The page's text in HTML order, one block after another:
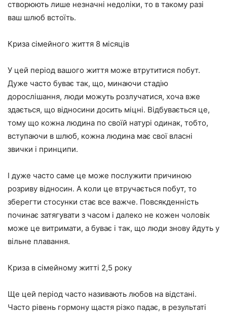
створюють лише незначні недоліки, то в такому разі
ваш шлюб встоїть.
Криза сімейного життя 8 місяців
У цей період вашого життя може втрутитися побут.
Дуже часто буває так, що, минаючи стадію
дорослішання, люди можуть розлучатися, хоча вже
здається, що відносини досить міцні. Відбувається це,
тому що кожна людина по своїй натурі одинак, тобто,
вступаючи в шлюб, кожна людина має свої власні
звички і принципи.
І дуже часто саме це може послужити причиною
розриву відносин. А коли це втручається побут, то
зберегти стосунки стає все важче. Повсякденність
починає затягувати з часом і далеко не кожен чоловік
може це витримати, а буває і так, що люди знову йдуть у
вільне плавання.
Криза в сімейному житті 2,5 року
Ще цей період часто називають любов на відстані.
Часто рівень гормону щастя різко падає, в результаті